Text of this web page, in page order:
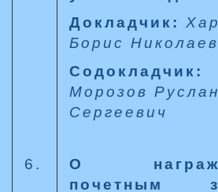
Докладчик:
Борис
Содокладчик:
Морозов Руслан
Сергеевич
6.
О
почетным